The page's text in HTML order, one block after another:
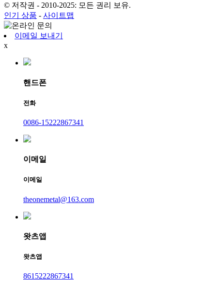
© 저작권 - 2010-2025: 모든 권리 보유.
인기 상품 - 사이트맵
이메일 보내기
x
핸드폰
전화
0086-15222867341
이메일
이메일
theonemetal@163.com
왓츠앱
왓츠앱
8615222867341